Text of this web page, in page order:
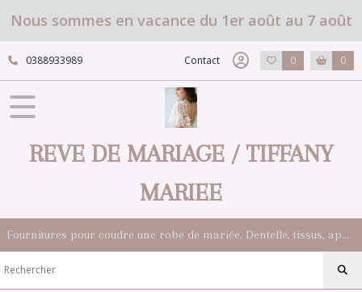
Nous sommes en vacance du 1er août au 7 août
0388933989 Contact 0 0
REVE DE MARIAGE / TIFFANY
MARIEE
Fournitures pour coudre une robe de mariée. Dentelle, tissus, appliqués, galons, boutons. Robes et accessoires pour la mariée.